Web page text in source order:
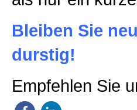
Bleiben Sie
durstig!
Empfehlen Sie